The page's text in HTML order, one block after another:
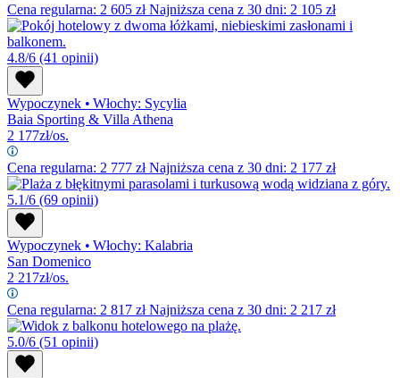
Cena regularna: 2 605 złNajniższa cena z 30 dni: 2 105 zł
4.8/6 (41 opinii)
Wypoczynek • Włochy: Sycylia
Baia Sporting & Villa Athena
2 177zł/os.
Cena regularna: 2 777 złNajniższa cena z 30 dni: 2 177 zł
5.1/6 (69 opinii)
Wypoczynek • Włochy: Kalabria
San Domenico
2 217zł/os.
Cena regularna: 2 817 złNajniższa cena z 30 dni: 2 217 zł
5.0/6 (51 opinii)